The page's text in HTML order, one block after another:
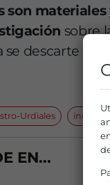
son materiales
sobre
descarte
Urdiales
EN...